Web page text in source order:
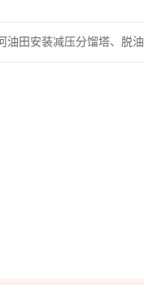
油田安装减压分馏塔、脱